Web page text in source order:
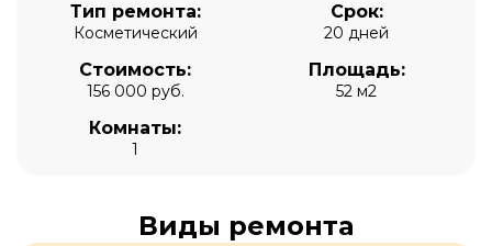
Тип ремонта:
Косметический
Срок:
20 дней
Стоимость:
156 000 руб.
Площадь:
52 м2
Комнаты:
1
Виды ремонта